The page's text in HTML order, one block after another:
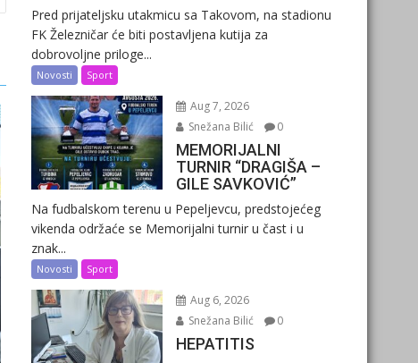
Pred prijateljsku utakmicu sa Takovom, na stadionu
FK Železničar će biti postavljena kutija za
dobrovoljne priloge...
Novosti Sport
Aug 7, 2026
Snežana Bilić
0
MEMORIJALNI
TURNIR “DRAGIŠA –
GILE SAVKOVIĆ”
Na fudbalskom terenu u Pepeljevcu, predstojećeg
vikenda održaće se Memorijalni turnir u čast i u
znak...
Novosti Sport
Aug 6, 2026
Snežana Bilić
0
HEPATITIS